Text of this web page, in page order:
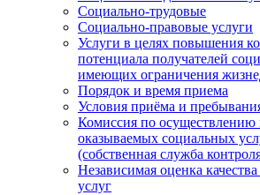
Социально-трудовые
Социально-правовые услуги
Услуги в целях повышения
потенциала получателей
имеющих ограничения
Порядок и время приема
Условия приёма и
Комиссия по осуществлению
оказываемых социальных
(собственная служба
Независимая оценка
услуг